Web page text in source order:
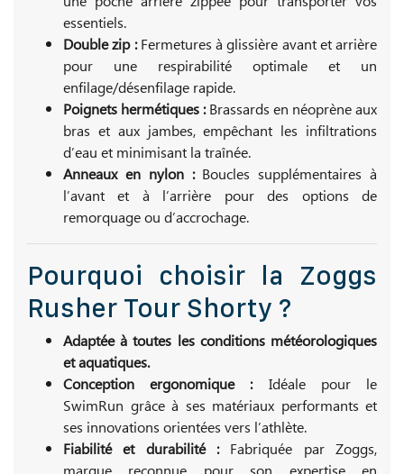
essentiels.
Double zip :Fermetures à glissière avant et arrière
pour une respirabilité optimale et un
enfilage/désenfilage rapide.
Poignets hermétiques :Brassards en néoprène aux
bras et aux jambes, empêchant les infiltrations
d’eau et minimisant la traînée.
Anneaux en nylon :Boucles supplémentaires à
l’avant et à l’arrière pour des options de
remorquage ou d’accrochage.
Pourquoi choisir la Zoggs
Rusher Tour Shorty ?
Adaptée à toutes les conditions météorologiques
et aquatiques.
Conception ergonomique :Idéale pour le
SwimRun grâce à ses matériaux performants et
ses innovations orientées vers l’athlète.
Fiabilité et durabilité :Fabriquée par Zoggs,